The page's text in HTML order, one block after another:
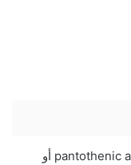
يحتوي على مادة حمض البانتوثنيك pantothenic acid أو